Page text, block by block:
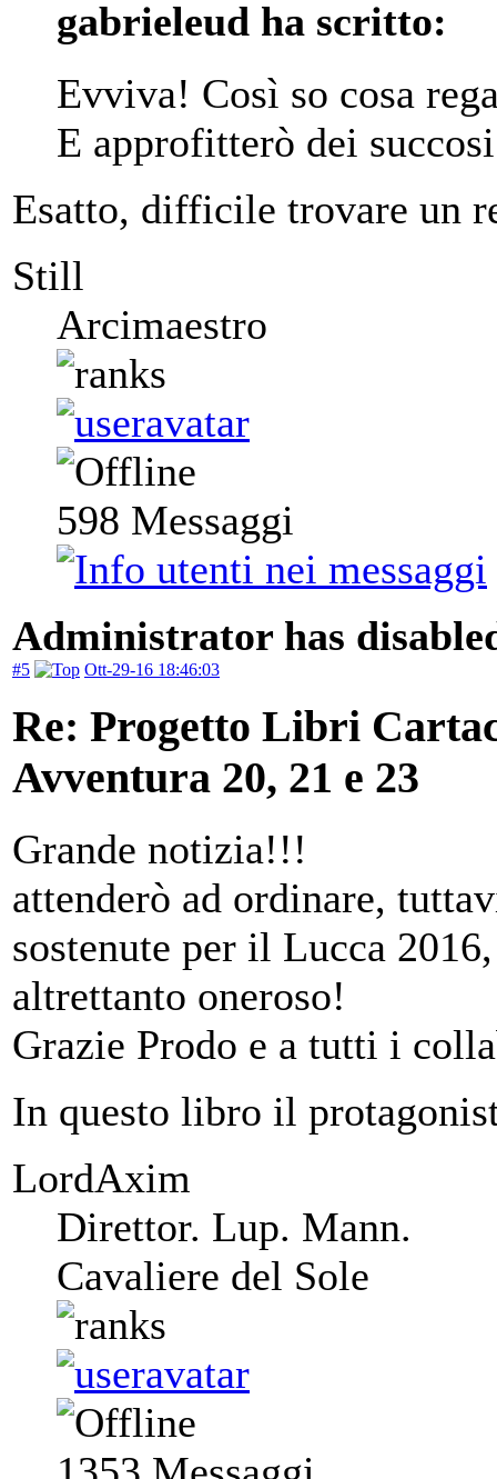
gabrieleud ha scritto:
Evviva! Così so cosa
E approfitterò dei
Esatto, difficile trovare un
Still
Arcimaestro
598 Messaggi
Administrator has
#5 Ott-29-16 18:46:03
Re: Progetto Libri
Avventura 20, 21 e 23
Grande notizia!!!
attenderò ad ordinare,
sostenute per il Lucca
altrettanto oneroso!
Grazie Prodo e a tutti i
In questo libro il
LordAxim
Direttor. Lup. Mann.
Cavaliere del Sole